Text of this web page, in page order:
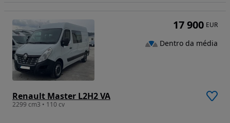
Renault Master L2H2 VA
2299 cm3 • 110 cv
17 900 EUR
Dentro da média